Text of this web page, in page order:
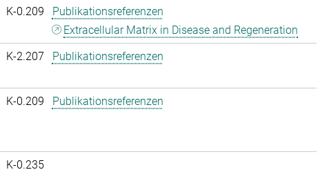
K-0.209
Publikationsreferenzen
Extracellular Matrix in Disease and Regeneration
K-2.207 Publikationsreferenzen
K-0.209 Publikationsreferenzen
K-0.235